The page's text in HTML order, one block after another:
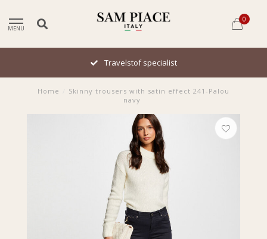
MENU
0
Travelstof specialist
Home
Skinny trousers with satin effect 241-Palou
navy